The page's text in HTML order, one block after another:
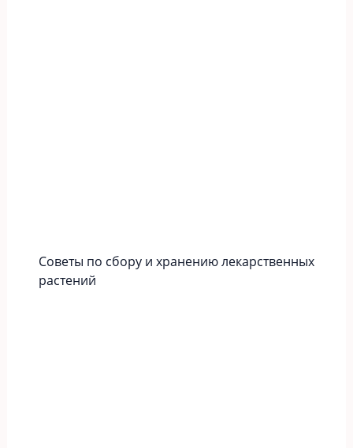
Советы по сбору и хранению лекарственных
растений